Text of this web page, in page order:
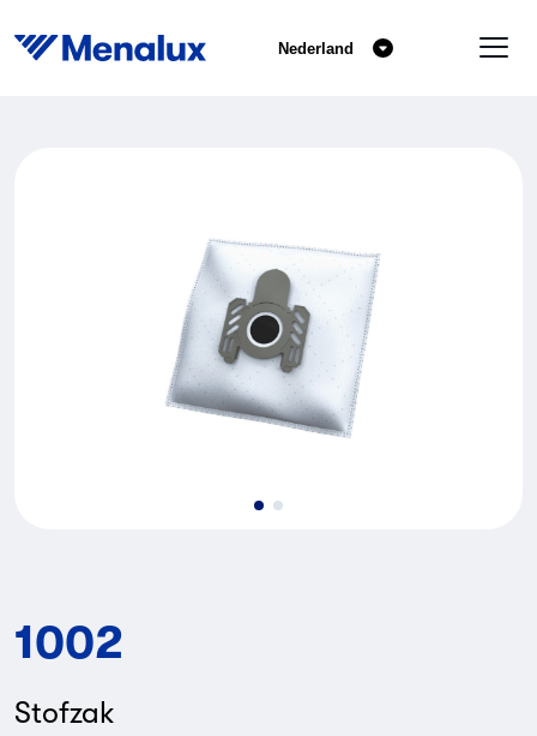
Nederland
1002
Stofzak